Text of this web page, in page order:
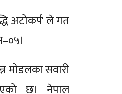
अटोकर्प' ले गत
मोडलका सवारी
छ। नेपाल